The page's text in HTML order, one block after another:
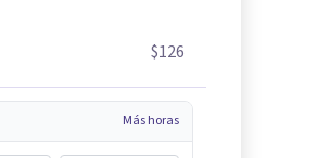
$126
Más horas